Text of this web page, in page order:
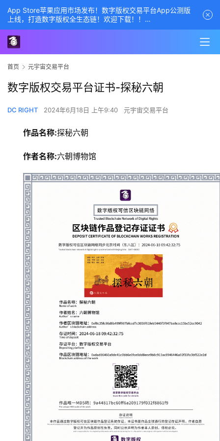
首页 元宇宙交易平台
数字版权交易平台证书-探秘六朝
DC RIGHT 2024年6月18日 上午9:40 元宇宙交易平台
作品名称:探秘六朝
作者名称:六朝博物馆
App Store苹果应用市场发布！数字版权交易平台App公测版
上线，打造数字版权全生态链！欢迎下载！！
商务经理联系方式——数字版权交易平台